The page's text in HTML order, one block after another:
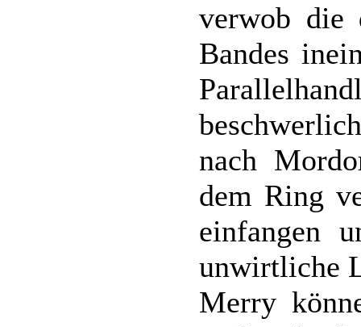
verwob die
Bandes
nach
dem Ring
einfangen
unwirtliche
Merry